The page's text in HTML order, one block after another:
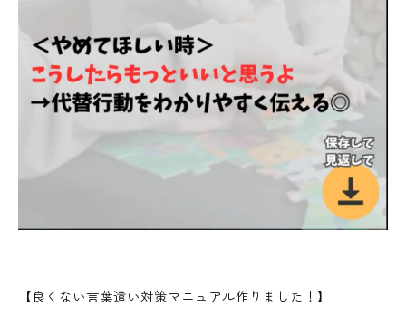
【良くない言葉遣い対策マニュアル作りました！】